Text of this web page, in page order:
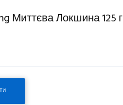
Миттєва Локшина 125 г